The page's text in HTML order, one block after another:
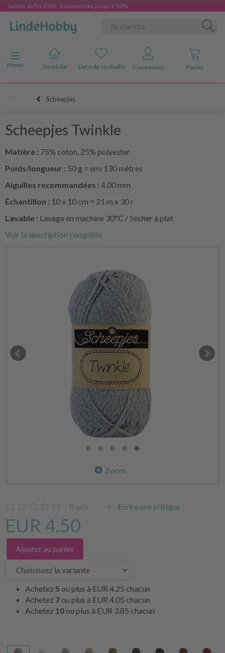
Soldes de fin d'été - Économisez jusqu'à 50%
Basculer la navigation
Menu
Domicile Liste de souhaits Connexion Panier
Scheepjes
Scheepjes Twinkle
Matière : 75% coton, 25% polyester
Poids/longueur : 50 g = env 130 mètres
Aiguilles recommandées : 4.00 mm
Échantillon : 10 x 10 cm = 21 m x 30 r
Lavable : Lavage en machine 30°C / Sécher à plat
Voir la description complète
Zoom
0 avis Ecrire une critique
EUR 4.50
Ajouter au panier
Achetez 5 ou plus à EUR 4.25 chacun
Achetez 7 ou plus à EUR 4.05 chacun
Achetez 10 ou plus à EUR 3.85 chacun